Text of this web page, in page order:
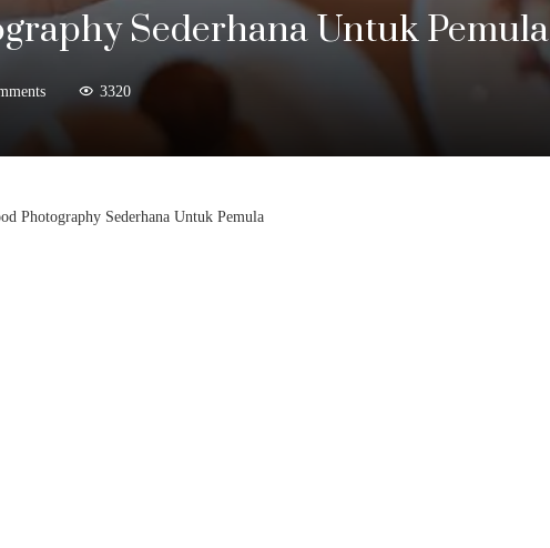
Sederhana Untuk Pemula
3320
Photography Sederhana Untuk Pemula